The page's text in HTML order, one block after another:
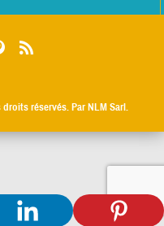
réservés. Par NLM Sarl.